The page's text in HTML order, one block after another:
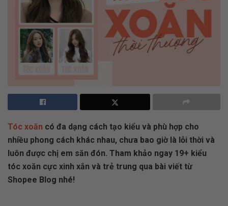
Tóc xoăn có đa dạng cách tạo kiểu và phù hợp cho
nhiều phong cách khác nhau, chưa bao giờ là lỗi thời và
luôn được chị em săn đón. Tham khảo ngay 19+ kiểu
tóc xoăn cực xinh xắn và trẻ trung qua bài viết từ
Shopee Blog nhé!